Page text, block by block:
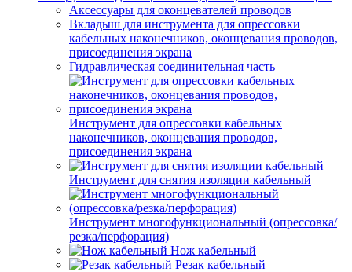
Аксессуары для оконцевателей проводов
Вкладыш для инструмента для опрессовки
кабельных наконечников, оконцевания проводов,
присоединения экрана
Гидравлическая соединительная часть
Инструмент для опрессовки кабельных
наконечников, оконцевания проводов,
присоединения экрана
Инструмент для снятия изоляции кабельный
Инструмент многофункциональный (опрессовка/
резка/перфорация)
Нож кабельный
Резак кабельный